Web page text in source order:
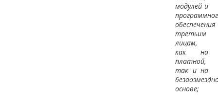
модулей и
обеспечения
третьим
лицам,
как на
платной,
так и на
основе;